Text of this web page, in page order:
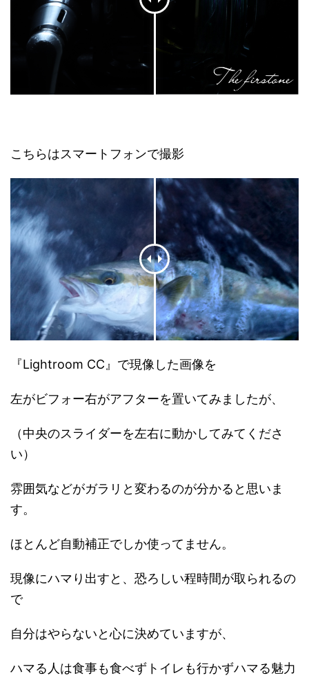
こちらはスマートフォンで撮影
『Lightroom CC』で現像した画像を
左がビフォー右がアフターを置いてみましたが、
（中央のスライダーを左右に動かしてみてくださ
い）
雰囲気などがガラリと変わるのが分かると思いま
す。
ほとんど自動補正でしか使ってません。
現像にハマり出すと、恐ろしい程時間が取られるの
で
自分はやらないと心に決めていますが、
ハマる人は食事も食べずトイレも行かずハマる魅力